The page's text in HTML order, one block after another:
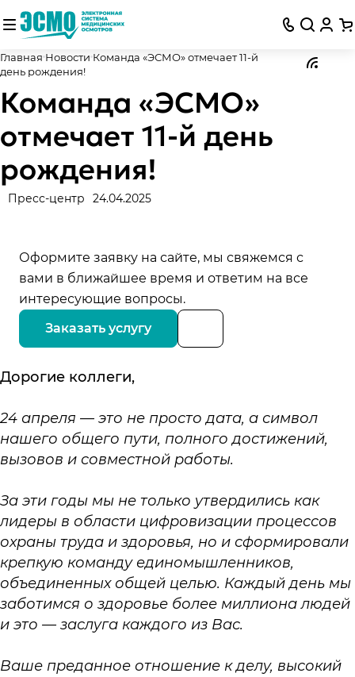
Главная Новости Команда «ЭСМО» отмечает 11-й
день рождения!
Команда «ЭСМО»
отмечает 11-й день
рождения!
Пресс-центр 24.04.2025
Оформите заявку на сайте, мы свяжемся с
вами в ближайшее время и ответим на все
интересующие вопросы.
Заказать услугу
Дорогие коллеги,
24 апреля — это не просто дата, а символ
нашего общего пути, полного достижений,
вызовов и совместной работы.
За эти годы мы не только утвердились как
лидеры в области цифровизации процессов
охраны труда и здоровья, но и сформировали
крепкую команду единомышленников,
объединенных общей целью. Каждый день мы
заботимся о здоровье более миллиона людей
и это — заслуга каждого из Вас.
Ваше преданное отношение к делу, высокий